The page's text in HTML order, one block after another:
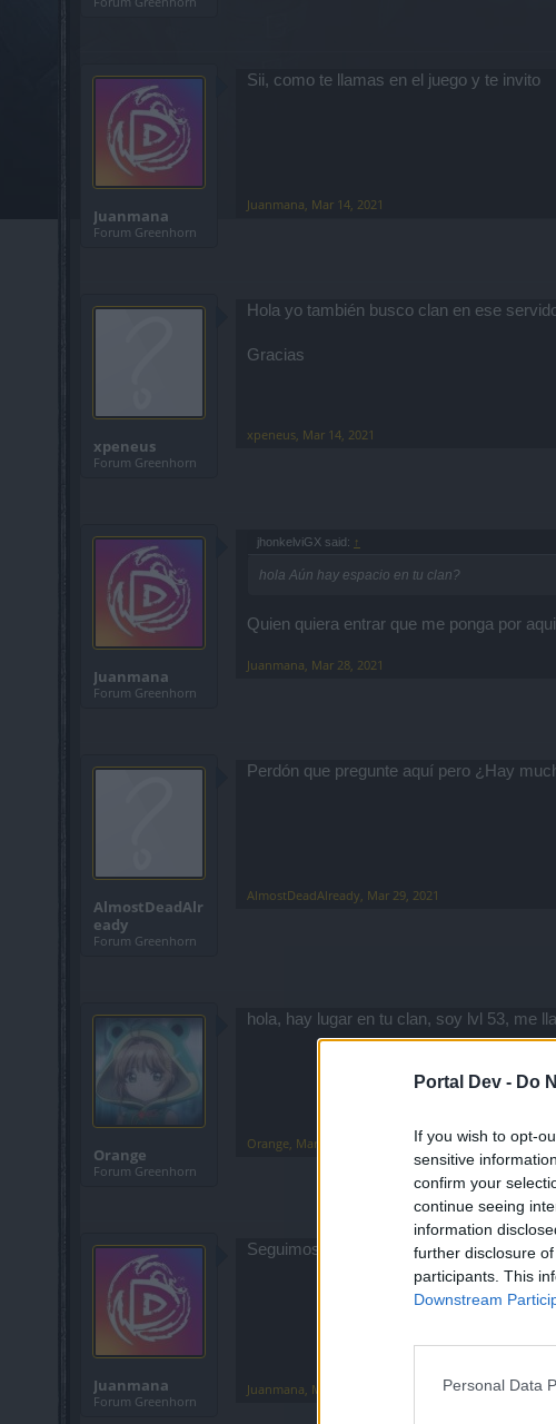
Portal Dev - Do
If you wish to opt-
sensitive
confirm your
continue seeing
information
further disclosure
participants. This
Downstream
Personal Data
Juanmana
Forum Greenhorn
Sii, como te llamas en el juego y te invito
Juanmana, Mar 14, 2021
xpeneus
Forum Greenhorn
Hola yo también busco clan en ese
Gracias
xpeneus, Mar 14, 2021
Juanmana
Forum Greenhorn
jhonkelviGX said: ↑
hola Aún hay espacio en tu clan?
Quien quiera entrar que me ponga por
Juanmana, Mar 28, 2021
AlmostDeadAlr
eady
Forum Greenhorn
Perdón que pregunte aquí pero ¿Hay
AlmostDeadAlready, Mar 29, 2021
Orange
Forum Greenhorn
hola, hay lugar en tu clan, soy lvl 53, me
Orange, Mar 30, 2021
Juanmana
Forum Greenhorn
Seguimos buscando nuevos miembros
Juanmana, Mar 31, 2021